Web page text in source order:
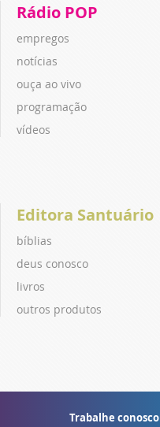
Rádio POP
empregos
notícias
ouça ao vivo
programação
vídeos
Editora Santuário
bíblias
deus conosco
livros
outros produtos
Trabalhe conosco